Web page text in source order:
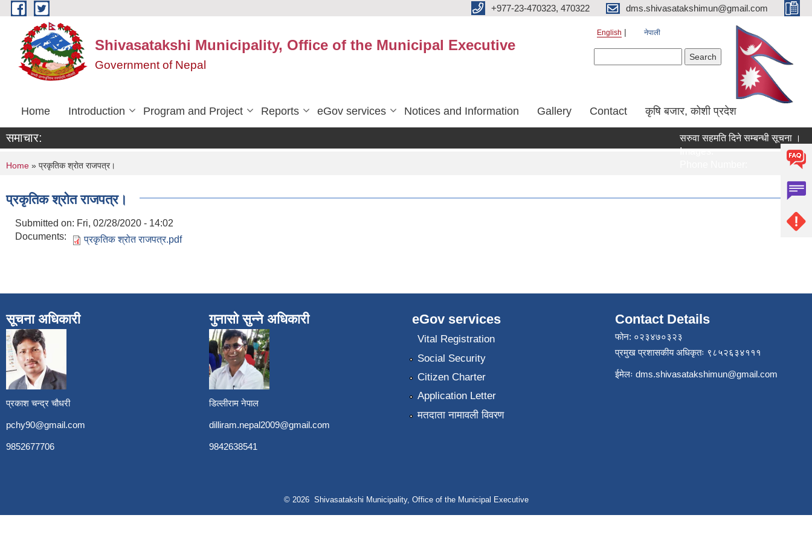
Skip to main content +977-23-470323, 470322 dms.shivasatakshimun@gmail.com
Shivasatakshi Municipality, Office of the Municipal Executive
Government of Nepal
English नेपाली
Home Introduction Program and Project Reports eGov services Notices and Information Gallery Contact कृषि बजार, कोशी प्रदेश
समाचार:
सरुवा सहमति दिने सम्बन्धी सूचना ।
Images:
You are here
Home » प्रकृतिक श्राेत राजपत्र।
प्रकृतिक श्राेत राजपत्र।
Submitted on: Fri, 02/28/2020 - 14:02
Documents:
प्रकृतिक श्रोत राजपत्र.pdf
सूचना अधिकारी
प्रकाश चन्द्र चौधरी
pchy90@gmail.com
9852677706
गुनासो सुन्ने अधिकारी
डिल्लीराम नेपाल
dilliram.nepal2009@gmail.com
9842638541
eGov services
Vital Registration
Social Security
Citizen Charter
Application Letter
मतदाता नामावली विवरण
Contact Details
फोन: ०२३४७०३२३
प्रमुख प्रशासकीय अधिकृतः ९८५२६३४१११
ईमेलः dms.shivasatakshimun@gmail.com
© 2026 Shivasatakshi Municipality, Office of the Municipal Executive